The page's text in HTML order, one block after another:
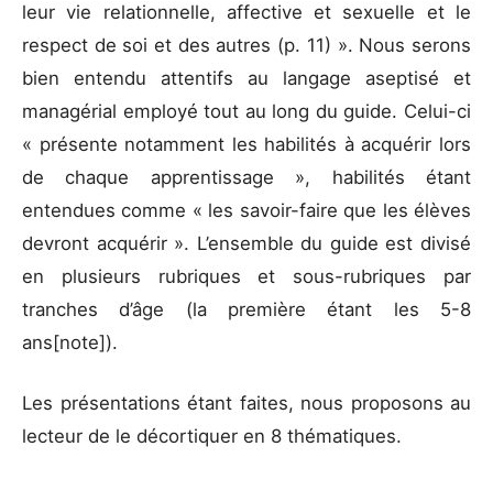
leur vie relationnelle, affective et sexuelle et le
respect de soi et des autres (p. 11) ». Nous serons
bien entendu attentifs au langage aseptisé et
managérial employé tout au long du guide. Celui-ci
« présente notamment les habilités à acquérir lors
de chaque apprentissage », habilités étant
entendues comme « les savoir-faire que les élèves
devront acquérir ». L’ensemble du guide est divisé
en plusieurs rubriques et sous-rubriques par
tranches d’âge (la première étant les 5-8
ans[note]).
Les présentations étant faites, nous proposons au
lecteur de le décortiquer en 8 thématiques.